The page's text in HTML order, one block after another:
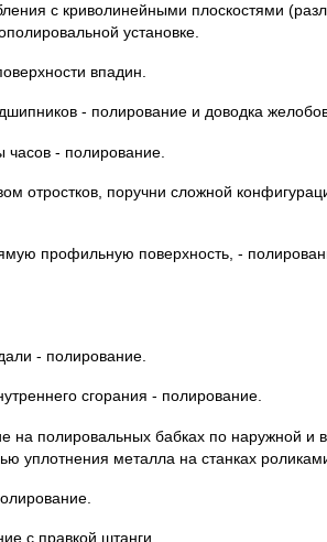
с криволинейными плоскостями
установке.
впадин.
- полирование и доводка
часов - полирование.
отростков, поручни сложной
профильную поверхность, -
- полирование.
сгорания - полирование.
на полировальных бабках по наружной и
уплотнения металла на станках
с правкой штанги.